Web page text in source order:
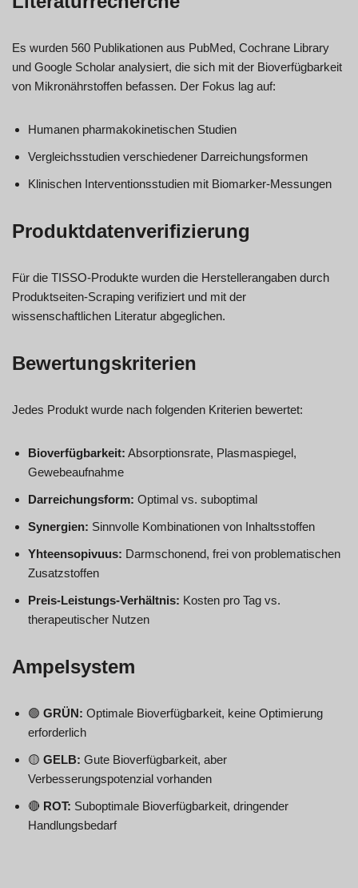
Es wurden 560 Publikationen aus PubMed, Cochrane Library
und Google Scholar analysiert, die sich mit der Bioverfügbarkeit
von Mikronährstoffen befassen. Der Fokus lag auf:
Humanen pharmakokinetischen Studien
Vergleichsstudien verschiedener Darreichungsformen
Klinischen Interventionsstudien mit Biomarker-Messungen
Produktdatenverifizierung
Für die TISSO-Produkte wurden die Herstellerangaben durch
Produktseiten-Scraping verifiziert und mit der
wissenschaftlichen Literatur abgeglichen.
Bewertungskriterien
Jedes Produkt wurde nach folgenden Kriterien bewertet:
Bioverfügbarkeit: Absorptionsrate, Plasmaspiegel,
Gewebeaufnahme
Darreichungsform: Optimal vs. suboptimal
Synergien: Sinnvolle Kombinationen von Inhaltsstoffen
Yhteensopivuus: Darmschonend, frei von problematischen
Zusatzstoffen
Preis-Leistungs-Verhältnis: Kosten pro Tag vs.
therapeutischer Nutzen
Ampelsystem
🟢 GRÜN: Optimale Bioverfügbarkeit, keine Optimierung
erforderlich
🟡 GELB: Gute Bioverfügbarkeit, aber
Verbesserungspotenzial vorhanden
🔴 ROT: Suboptimale Bioverfügbarkeit, dringender
Handlungsbedarf